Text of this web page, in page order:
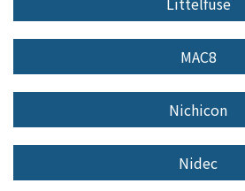
MAC8
Nichicon
Nidec